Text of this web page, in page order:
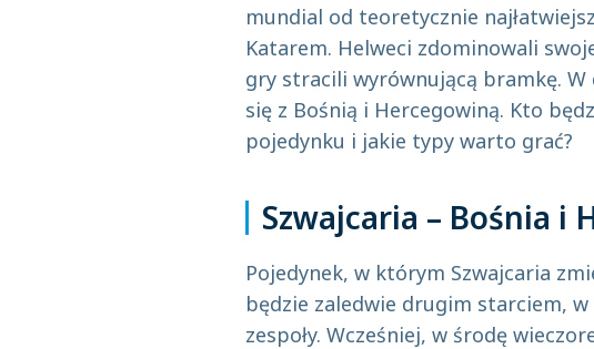
mundial od teoretycznie
Katarem. Helweci zdominowali
gry stracili wyrównującą bramkę.
się z Bośnią i Hercegowiną. Kto
pojedynku i jakie typy warto grać?
Szwajcaria – Bośnia i
Pojedynek, w którym Szwajcaria
będzie zaledwie drugim starciem,
zespoły. Wcześniej, w środę